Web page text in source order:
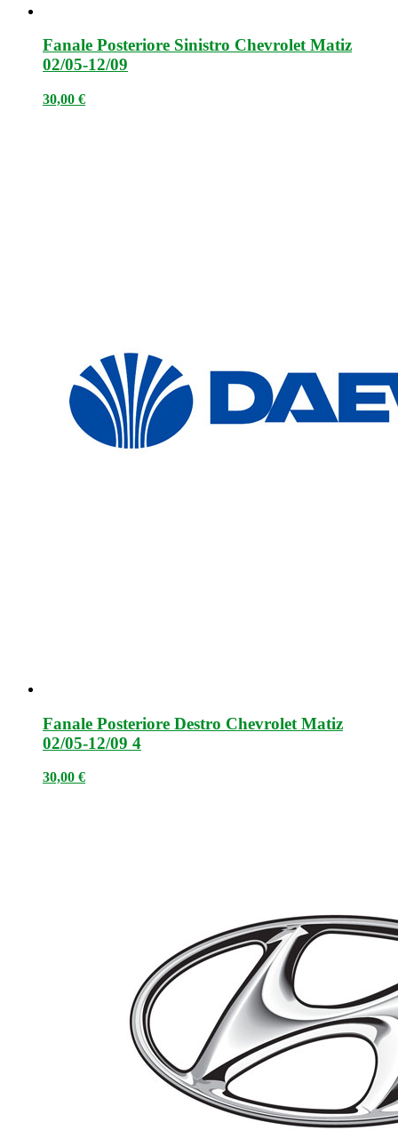
Fanale Posteriore Sinistro Chevrolet Matiz
02/05-12/09
30,00 €
Fanale Posteriore Destro Chevrolet Matiz
02/05-12/09 4
30,00 €